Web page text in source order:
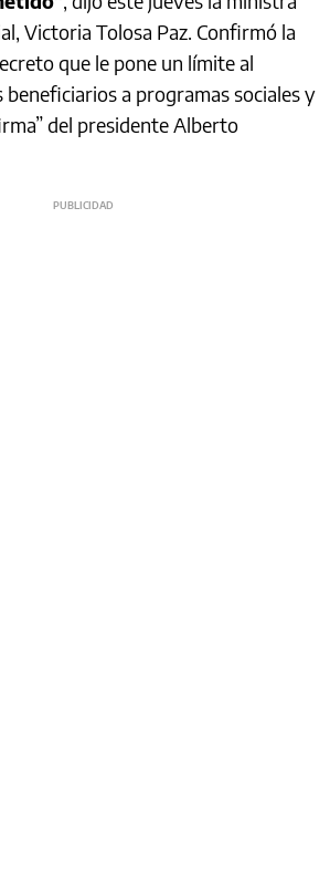
Victoria Tolosa Paz. Confirmó la
que le pone un límite al
beneficiarios a programas sociales y
del presidente Alberto